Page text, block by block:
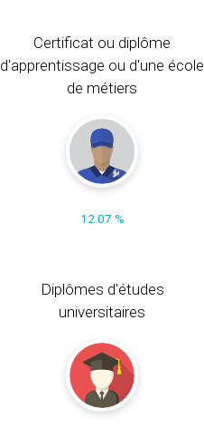
Certificat ou diplôme
d'apprentissage ou d'une école
de métiers
12.07 %
Diplômes d'études
universitaires